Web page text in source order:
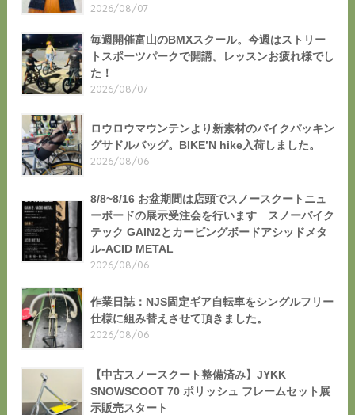
2026/08/07
毎週開催富山のBMXスクール。今週はストリー
トスポーツパークで開講。レッスンお疲れ様でし
た！
2026/08/07
ロウロウマウンテンより新素材のバイクパッキン
グサドルバッグ。BIKE’N hike入荷しました。
2026/08/06
8/8~8/16 お盆期間は店頭でスノースクートニュ
ーボードの展示受注会を行います スノーバイク
テック GAIN2とカービングボードアシッドメタ
ル-ACID METAL
2026/08/06
作業日誌：NJS固定ギア自転車をシングルフリー
仕様に組み替えさせて頂きました。
2026/08/06
【中古スノースクート整備済み】JYKK
SNOWSCOOT 70 ポリッシュ フレームセット展
示販売スタート